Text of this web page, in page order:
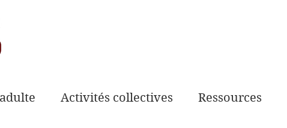
Activités collectives Ressources